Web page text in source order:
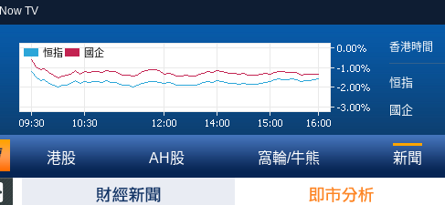
Now TV
恒指 國企 香港時間
恒指
國企
港股 AH股 窩輪/牛熊 新聞